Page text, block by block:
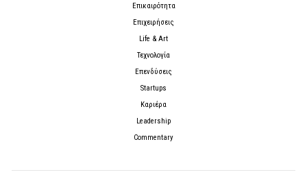
Επικαιρότητα
Επιχειρήσεις
Life & Art
Τεχνολογία
Επενδύσεις
Startups
Καριέρα
Leadership
Commentary